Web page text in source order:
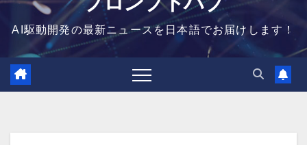
AI駆動開発の最新ニュースを日本語でお届けします！